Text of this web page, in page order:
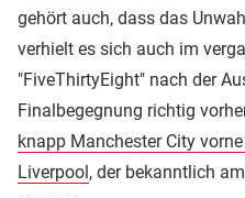
gehört auch, dass das
verhielt es sich auch im
"FiveThirtyEight" nach der
Finalbegegnung richtig
knapp Manchester City
Liverpool , der bekanntlich